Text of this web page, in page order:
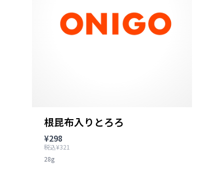
根昆布入りとろろ
¥298
税込¥321
28g